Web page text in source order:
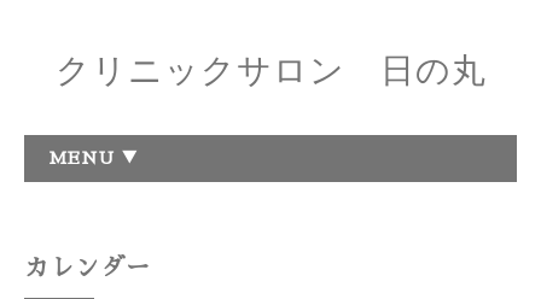
クリニックサロン 日の丸
MENU ▼
カレンダー